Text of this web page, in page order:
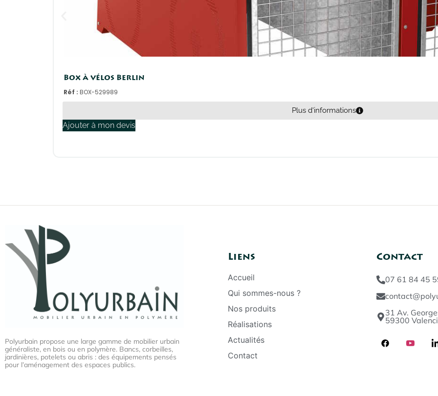
Box à vélos Berlin
Réf : BOX-529989
Plus d'informations
Ajouter à mon devis
Polyurbain propose une large gamme de mobilier urbain
généraliste, en bois ou en polymère. Bancs, corbeilles,
jardinières, potelets ou abris : des équipements pensés
pour l’aménagement des espaces publics.
Liens
Accueil
Qui sommes-nous ?
Nos produits
Réalisations
Actualités
Contact
Contact
07 61 84 45
31 Av.
59300